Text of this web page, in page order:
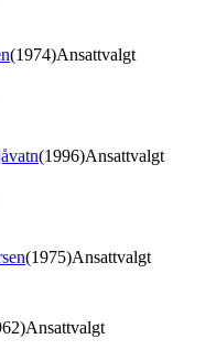
(1974)Ansattvalgt
(1996)Ansattvalgt
(1975)Ansattvalgt
)Ansattvalgt